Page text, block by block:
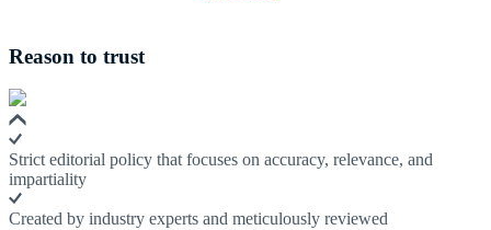
Reason to trust
Strict editorial policy that focuses on accuracy, relevance, and
impartiality
Created by industry experts and meticulously reviewed